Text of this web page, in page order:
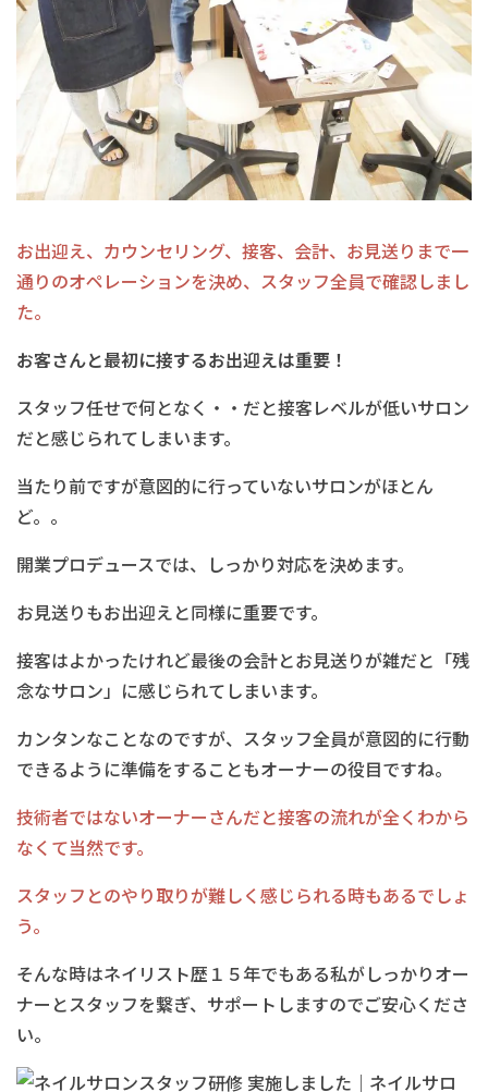
お出迎え、カウンセリング、接客、会計、お見送りまで一
通りのオペレーションを決め、スタッフ全員で確認しまし
た。
お客さんと最初に接するお出迎えは重要！
スタッフ任せで何となく・・だと接客レベルが低いサロン
だと感じられてしまいます。
当たり前ですが意図的に行っていないサロンがほとん
ど。。
開業プロデュースでは、しっかり対応を決めます。
お見送りもお出迎えと同様に重要です。
接客はよかったけれど最後の会計とお見送りが雑だと「残
念なサロン」に感じられてしまいます。
カンタンなことなのですが、スタッフ全員が意図的に行動
できるように準備をすることもオーナーの役目ですね。
技術者ではないオーナーさんだと接客の流れが全くわから
なくて当然です。
スタッフとのやり取りが難しく感じられる時もあるでしょ
う。
そんな時はネイリスト歴１５年でもある私がしっかりオー
ナーとスタッフを繋ぎ、サポートしますのでご安心くださ
い。